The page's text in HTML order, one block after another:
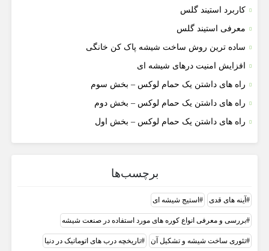
کاربرد استیند گلس
معرفی استیند گلس
ساده ترین روش ساخت شیشه پاک کن خانگی
افزایش امنیت درهای شیشه ای
راه های داشتن یک حمام لوکس – بخش سوم
راه های داشتن یک حمام لوکس – بخش دوم
راه های داشتن یک حمام لوکس – بخش اول
برچسب‌ها
آینه های قدی استیج شیشه ای
بررسی و معرفی انواع کوره های مورد استفاده در صنعت شیشه
تئوری ساخت شیشه و تشکیل آن تاریخچه درب های اتوماتیک در دنیا